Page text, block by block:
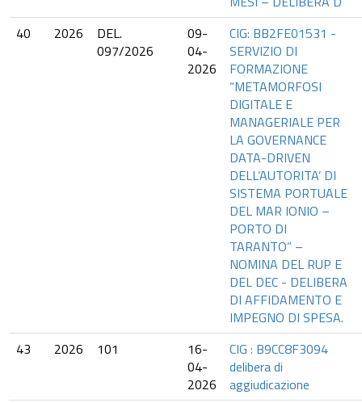
40
2026
DEL.
097/2026
09-
04-
2026
CIG: BB2FE01531 -
SERVIZIO DI
FORMAZIONE
“METAMORFOSI
DIGITALE E
MANAGERIALE PER
LA GOVERNANCE
DATA-DRIVEN
DELL’AUTORITA’ DI
SISTEMA PORTUALE
DEL MAR IONIO –
PORTO DI
TARANTO” –
NOMINA DEL RUP E
DEL DEC - DELIBERA
DI AFFIDAMENTO E
IMPEGNO DI SPESA.
43
2026 101
16-
04-
2026
CIG : B9CC8F3094
delibera di
aggiudicazione